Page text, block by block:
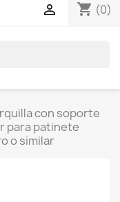
shopping_cart (0)

con soporte
para patinete
o similar